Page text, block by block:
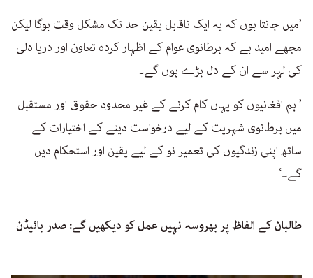
’میں جانتا ہوں کہ یہ ایک ناقابل یقین حد تک مشکل وقت ہوگا لیکن
مجھے امید ہے کہ برطانوی عوام کے اظہار کردہ تعاون اور دریا دلی
کی لہر سے ان کے دل بڑے ہوں گے۔
’ ہم افغانیوں کو یہاں کام کرنے کے غیر محدود حقوق اور مستقبل
میں برطانوی شہریت کے لیے درخواست دینے کے اختیارات کے
ساتھ اپنی زندگیوں کی تعمیر نو کے لیے یقین اور استحکام دیں
گے۔‘
طالبان کے الفاظ پر بھروسہ نہیں عمل کو دیکھیں گے: صدر بائیڈن